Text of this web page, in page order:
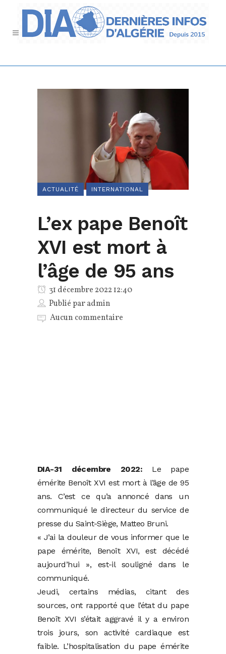
ACTUALITÉ INTERNATIONAL
L’ex pape Benoît
XVI est mort à
l’âge de 95 ans
31 décembre 2022 12:40
Publié paradmin
Aucun commentaire
DIA-31 décembre 2022: Le pape
émérite Benoît XVI est mort à l’âge de 95
ans. C’est ce qu’a annoncé dans un
communiqué le directeur du service de
presse du Saint-Siège, Matteo Bruni.
« J’ai la douleur de vous informer que le
pape émérite, Benoît XVI, est décédé
aujourd’hui », est-il souligné dans le
communiqué.
Jeudi, certains médias, citant des
sources, ont rapporté que l’état du pape
Benoît XVI s’était aggravé il y a environ
trois jours, son activité cardiaque est
faible. L’hospitalisation du pape émérite